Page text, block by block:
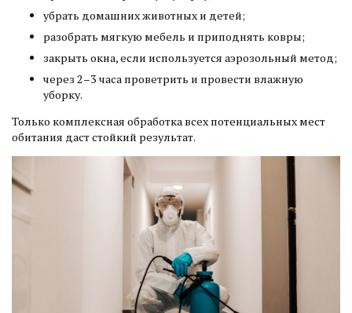
убрать домашних животных и детей;
разобрать мягкую мебель и приподнять ковры;
закрыть окна, если используется аэрозольный метод;
через 2–3 часа проветрить и провести влажную
уборку.
Только комплексная обработка всех потенциальных мест
обитания даст стойкий результат.